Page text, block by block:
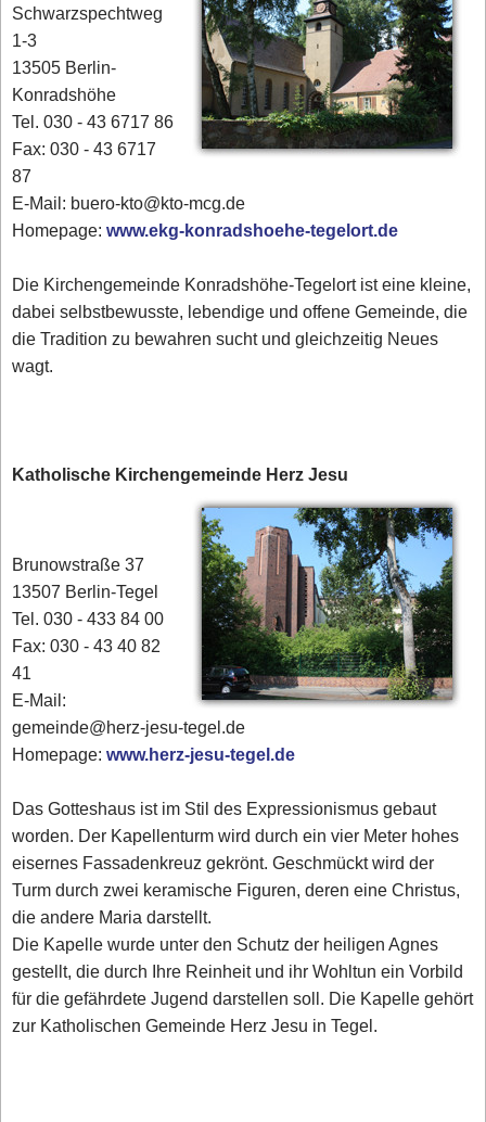
Schwarzspechtweg
1-3
13505 Berlin-
Konradshöhe
Tel. 030 - 43 6717 86
Fax: 030 - 43 6717
87
E-Mail: buero-kto@kto-mcg.de
Homepage:www.ekg-konradshoehe-tegelort.de
Die Kirchengemeinde Konradshöhe-Tegelort ist eine kleine,
dabei selbstbewusste, lebendige und offene Gemeinde, die
die Tradition zu bewahren sucht und gleichzeitig Neues
wagt.
Katholische Kirchengemeinde Herz Jesu
Brunowstraße 37
13507 Berlin-Tegel
Tel. 030 - 433 84 00
Fax: 030 - 43 40 82
41
E-Mail:
gemeinde@herz-jesu-tegel.de
Homepage:www.herz-jesu-tegel.de
Das Gotteshaus ist im Stil des Expressionismus gebaut
worden. Der Kapellenturm wird durch ein vier Meter hohes
eisernes Fassadenkreuz gekrönt. Geschmückt wird der
Turm durch zwei keramische Figuren, deren eine Christus,
die andere Maria darstellt.
Die Kapelle wurde unter den Schutz der heiligen Agnes
gestellt, die durch Ihre Reinheit und ihr Wohltun ein Vorbild
für die gefährdete Jugend darstellen soll. Die Kapelle gehört
zur Katholischen Gemeinde Herz Jesu in Tegel.